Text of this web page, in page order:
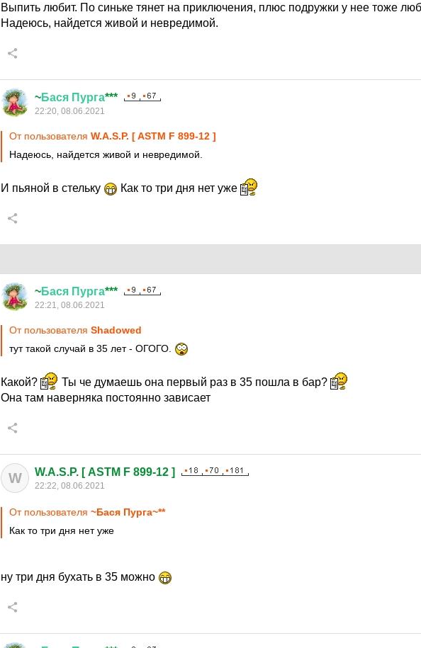
Выпить любит. По синьке тянет на приключения, плюс подружки у нее тоже
Надеюсь, найдется живой и невредимой.
~Бася Пурга***
22:20, 08.06.2021
От пользователя W.A.S.P. [ ASTM F 899-12 ]
Надеюсь, найдется живой и невредимой.
И пьяной в стельку Как то три дня нет уже
~Бася Пурга***
22:21, 08.06.2021
От пользователя Shadowed
тут такой случай в 35 лет - ОГОГО.
Какой?
Ты че думаешь она первый раз в 35 пошла в бар?
Она там наверняка постоянно зависает
W W.A.S.P. [ ASTM F 899-12 ]
22:22, 08.06.2021
От пользователя ~Бася Пурга~**
Как то три дня нет уже
ну три дня бухать в 35 можно